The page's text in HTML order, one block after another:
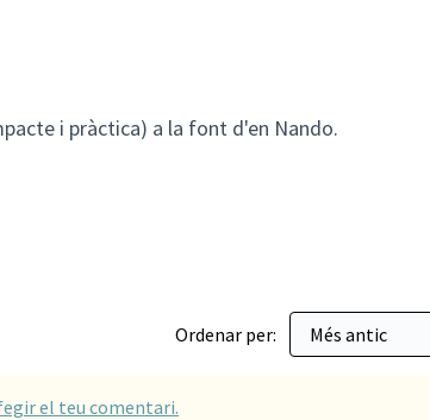
i pràctica) a la font d'en Nando.
Ordenar per:
el teu comentari.